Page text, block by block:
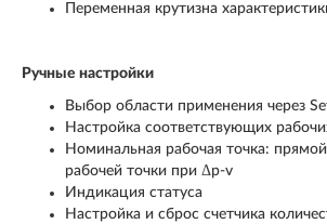
Переменная крутизна
Ручные настройки
Выбор области применения через
Настройка соответствующих
Номинальная рабочая точка:
рабочей точки при Δp-v
Индикация статуса
Настройка и сброс счетчика